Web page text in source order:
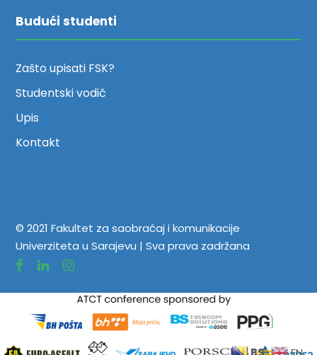
Budući studenti
Zašto upisati FSK?
Studentski vodič
Upis
Kontakt
© 2021 Fakultet za saobraćaj i komunikacije
Univerziteta u Sarajevu | Sva prava zadržana